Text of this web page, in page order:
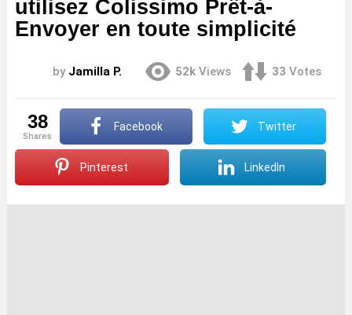
utilisez Colissimo Prêt-à-
Envoyer en toute simplicité
by Jamilla P. 52k Views 33 Votes
38
shares
Facebook Twitter
Pinterest LinkedIn